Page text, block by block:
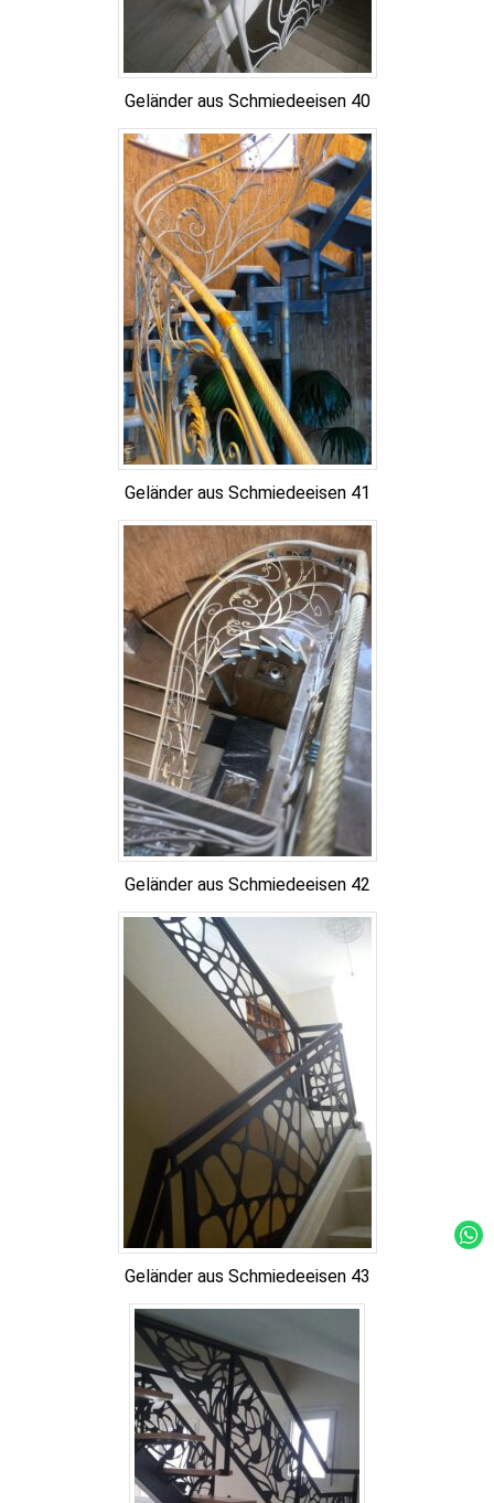
Geländer aus Schmiedeeisen 40
Geländer aus Schmiedeeisen 41
Geländer aus Schmiedeeisen 42
Geländer aus Schmiedeeisen 43